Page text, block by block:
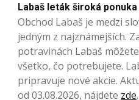
Labaš leták široká
Obchod Labaš je medzi
jedným z najznámejších.
potravinách Labaš
všetko, čo potrebujete.
pripravuje nové akcie.
od 03.08.2026, nájdete zde.